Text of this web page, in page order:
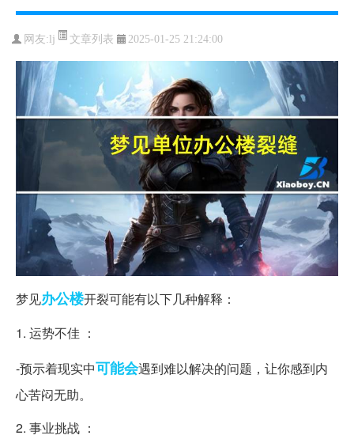
网友: lj 文章列表 2025-01-25 21:24:00
梦见办公楼开裂可能有以下几种解释：
1. 运势不佳 ：
-预示着现实中可能会遇到难以解决的问题，让你感到内
心苦闷无助。
2. 事业挑战 ：